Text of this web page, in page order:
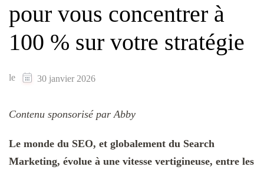
pour vous concentrer à
100 % sur votre stratégie
le 30 janvier 2026
Contenu sponsorisé par Abby
Le monde du SEO, et globalement du Search
Marketing, évolue à une vitesse vertigineuse, entre les